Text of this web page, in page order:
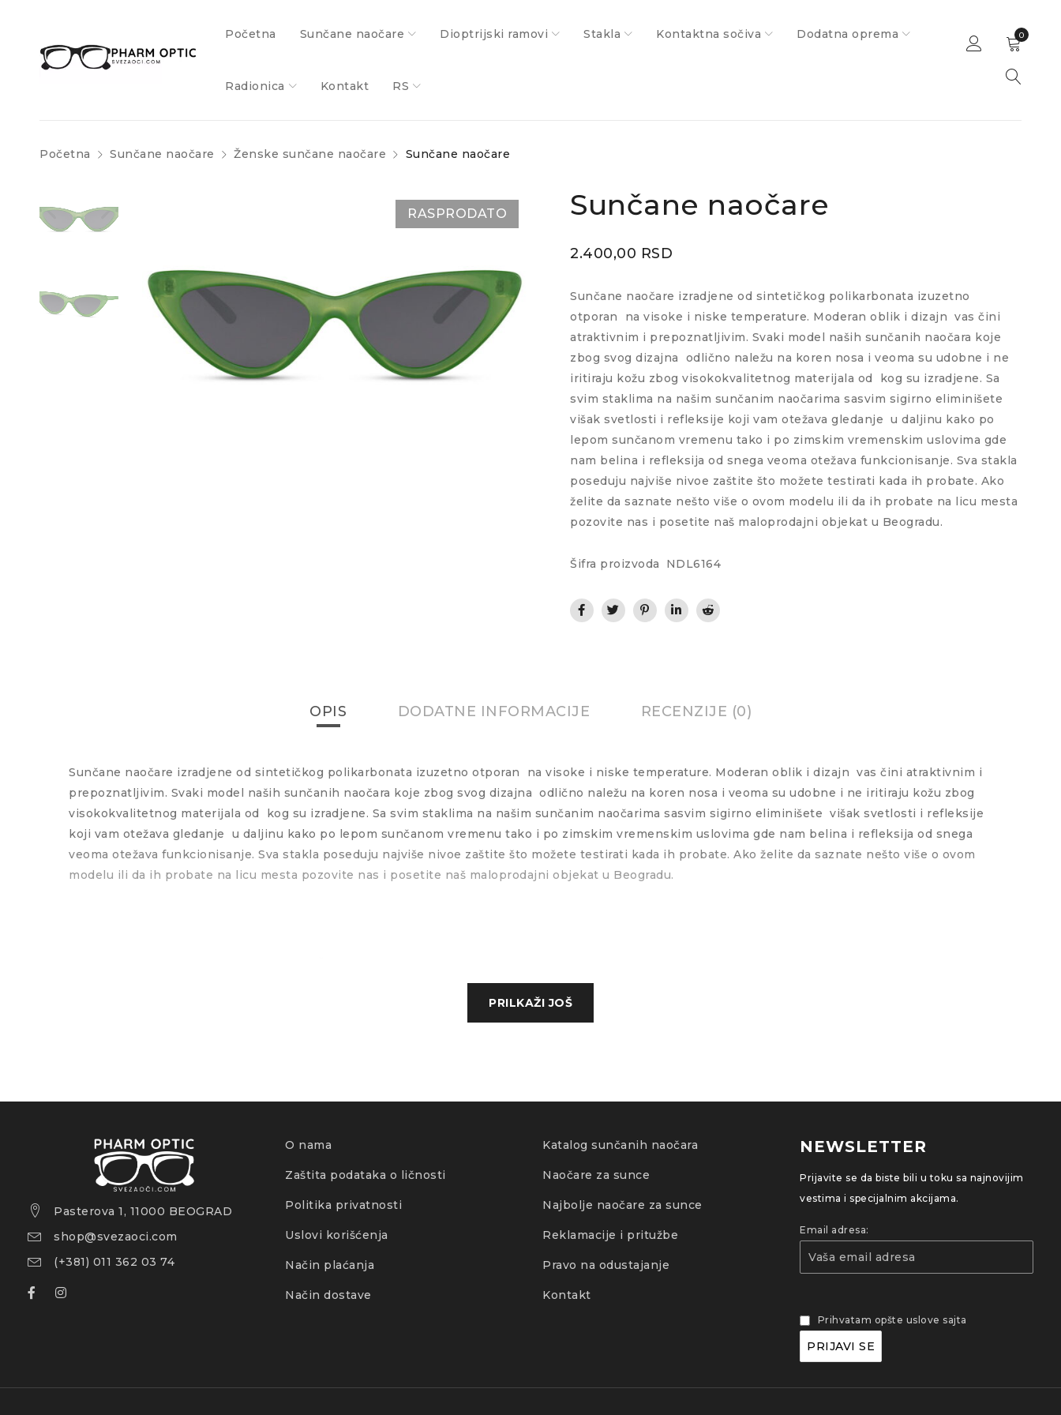
Početna Sunčane naočare Dioptrijski ramovi Stakla Kontaktna sočiva Dodatna oprema
Radionica Kontakt RS
0
Početna Sunčane naočare Ženske sunčane naočare Sunčane naočare
RASPRODATO Sunčane naočare
2.400,00 RSD
Sunčane naočare izradjene od sintetičkog polikarbonata izuzetno
otporan
na visoke i niske temperature. Moderan oblik i dizajn vas čini
atraktivnim i prepoznatljivim. Svaki model naših sunčanih naočara koje
zbog svog dizajna
odlično naležu na koren nosa i veoma su udobne i ne
iritiraju kožu zbog visokokvalitetnog materijala od
kog su izradjene. Sa
svim staklima na našim sunčanim naočarima sasvim sigirno eliminišete
višak svetlosti i refleksije koji vam otežava gledanje u daljinu kako po
lepom sunčanom vremenu tako i po zimskim vremenskim uslovima gde
nam belina i refleksija od snega veoma otežava funkcionisanje. Sva stakla
poseduju najviše nivoe zaštite što možete testirati kada ih probate. Ako
želite da saznate nešto više o ovom modelu ili da ih probate na licu mesta
pozovite nas i posetite naš maloprodajni objekat u Beogradu.
Šifra proizvoda NDL6164
OPIS DODATNE INFORMACIJE RECENZIJE (0)
Sunčane naočare izradjene od sintetičkog polikarbonata izuzetno otporan na visoke i niske temperature. Moderan oblik i dizajn vas čini atraktivnim i
prepoznatljivim. Svaki model naših sunčanih naočara koje zbog svog dizajna odlično naležu na koren nosa i veoma su udobne i ne iritiraju kožu zbog
visokokvalitetnog materijala od
kog su izradjene. Sa svim staklima na našim sunčanim naočarima sasvim sigirno eliminišete višak svetlosti i refleksije
koji vam otežava gledanje
u daljinu kako po lepom sunčanom vremenu tako i po zimskim vremenskim uslovima gde nam belina i refleksija od snega
veoma otežava funkcionisanje. Sva stakla poseduju najviše nivoe zaštite što možete testirati kada ih probate. Ako želite da saznate nešto više o ovom
modelu ili da ih probate na licu mesta pozovite nas i posetite naš maloprodajni objekat u Beogradu.
100% UV zaštita, kategorija 3
Dužina
Dužina drške 15 cm
Boja okvira
PRILKAŽI JOŠ
Pasterova 1, 11000 BEOGRAD
shop@svezaoci.com
(+381) 011 362 03 74
O nama
Zaštita podataka o ličnosti
Politika privatnosti
Uslovi korišćenja
Način plaćanja
Način dostave
Katalog sunčanih naočara
Naočare za sunce
Najbolje naočare za sunce
Reklamacije i pritužbe
Pravo na odustajanje
Kontakt
NEWSLETTER
Prijavite se da biste bili u toku sa najnovijim
vestima i specijalnim akcijama.
Email adresa:
Prihvatam opšte uslove sajta